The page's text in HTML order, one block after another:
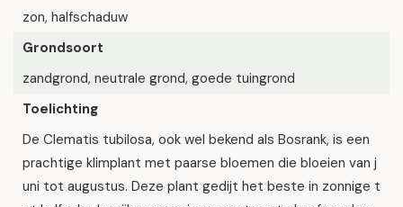
zon, halfschaduw
Grondsoort
zandgrond, neutrale grond, goede tuingrond
Toelichting
De Clematis tubilosa, ook wel bekend als Bosrank, is een
prachtige klimplant met paarse bloemen die bloeien van j
uni tot augustus. Deze plant gedijt het beste in zonnige t